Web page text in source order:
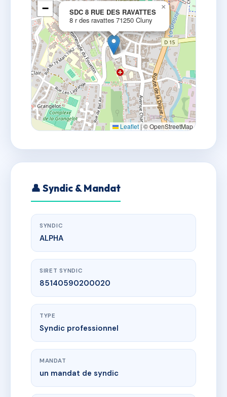
SDC 8 RUE DES RAVATTES
8 r des ravattes 71250 Cluny
×
−
Leaflet |© OpenStreetMap
👤 Syndic & Mandat
SYNDIC
ALPHA
SIRET SYNDIC
85140590200020
TYPE
Syndic professionnel
MANDAT
un mandat de syndic